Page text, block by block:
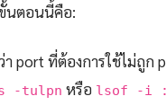
นตอนนี้คือ:
port ที่ต้องการใช้ไม่ถูก
-tulpn หรือ lsof -i